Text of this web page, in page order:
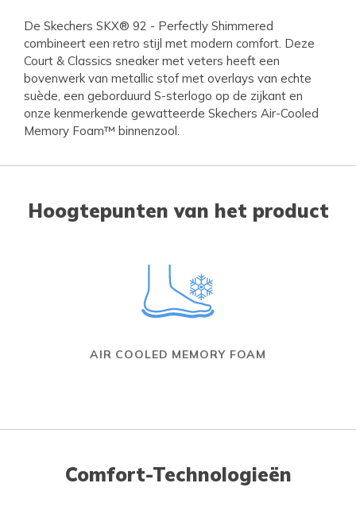
De Skechers SKX® 92 - Perfectly Shimmered
combineert een retro stijl met modern comfort. Deze
Court & Classics sneaker met veters heeft een
bovenwerk van metallic stof met overlays van echte
suède, een geborduurd S-sterlogo op de zijkant en
onze kenmerkende gewatteerde Skechers Air-Cooled
Memory Foam™ binnenzool.
Hoogtepunten van het product
AIR COOLED MEMORY FOAM
Comfort-Technologieën